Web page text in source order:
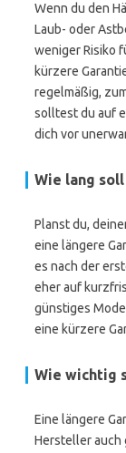
Wenn du den
Laub- oder
weniger Risiko
kürzere
regelmäßig,
solltest du auf
dich vor
Wie lang
Planst du,
eine längere
es nach der
eher auf
günstiges
eine kürzere
Wie wichtig
Eine längere
Hersteller auch